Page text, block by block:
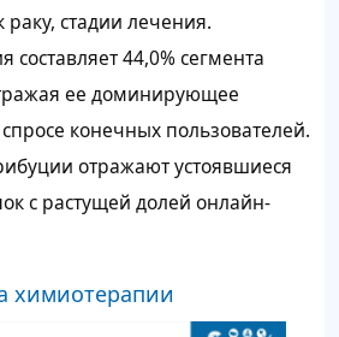
стадии лечения.
составляет 44,0% сегмента
ее доминирующее
конечных пользователей.
отражают устоявшиеся
с растущей долей онлайн-
химиотерапии